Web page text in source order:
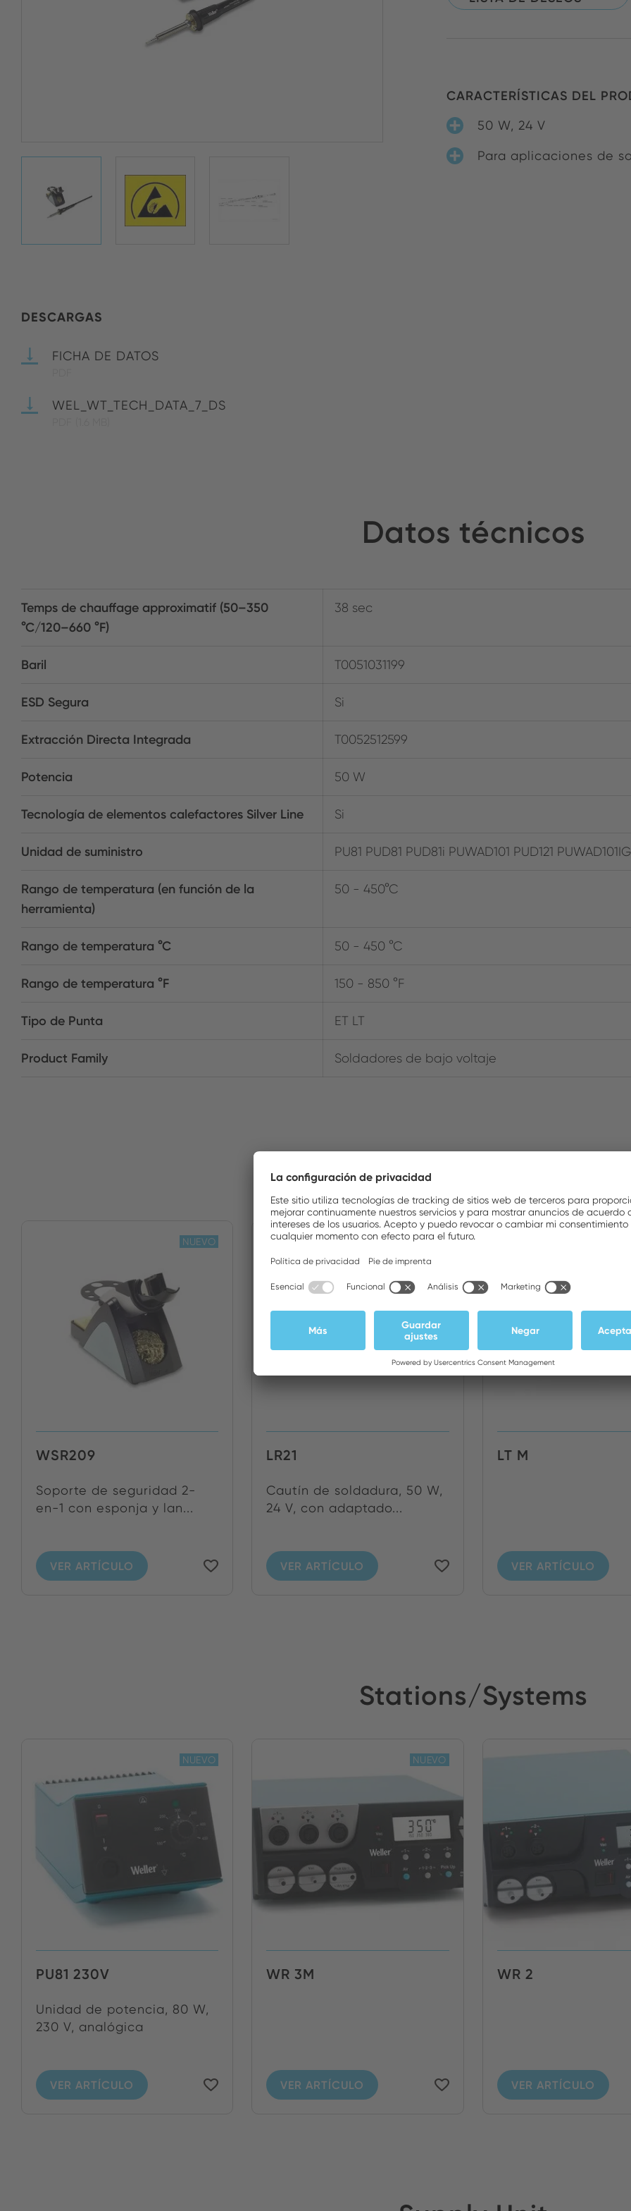
DESCARGAS
FICHA DE DATOS
WEL_WT_TECH_DATA_7_DS
CARACTERÍSTICAS DEL
50 W, 24 V
Para aplicaciones de
Datos técnicos
Temps de chauffage approximatif (50–350
°C/120–660 °F)
38 sec
Baril T0051031199
ESD Segura Si
Extracción Directa Integrada T0052512599
Potencia 50 W
Tecnología de elementos calefactores Silver Line Si
Unidad de suministro PU81 PUD81 PUD81i PUWAD101 PUD121
Rango de temperatura (en función de la
herramienta)
50 - 450°C
Rango de temperatura °C 50 - 450 °C
Rango de temperatura °F 150 - 850 °F
Tipo de Punta ET LT
Product Family Soldadores de bajo voltaje
Items in the Box
WSR209
Soporte de seguridad 2-
en-1 con esponja y lan...
VER ARTÍCULO
NUEVO
LR21
Cautín de soldadura, 50 W,
24 V, con adaptado...
VER ARTÍCULO
NUEVO
LT M
VER ARTÍCULO
Stations/Systems
PU81 230V
Unidad de potencia, 80 W,
230 V, analógica
VER ARTÍCULO
NUEVO
WR 3M
VER ARTÍCULO
NUEVO
WR 2
VER ARTÍCULO